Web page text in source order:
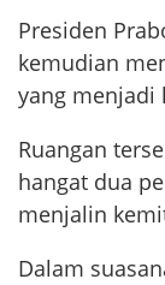
Presiden
kemudian
yang menjadi
Ruangan
hangat dua
menjalin
Dalam